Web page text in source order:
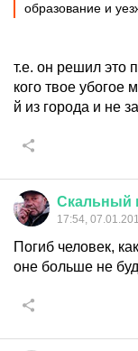
образование и
т.е. он решил это
кого твое убогое
й из города и не
Скальный
17:54,
Погиб человек,
оне больше не